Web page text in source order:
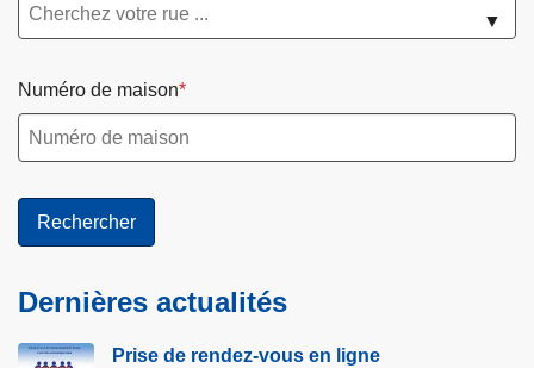
▼
Numéro de maison
Dernières actualités
Prise de rendez-vous en ligne